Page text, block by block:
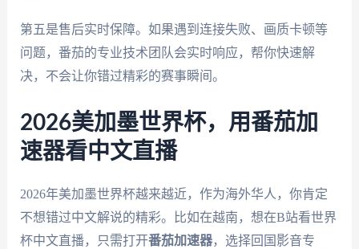
第五是售后实时保障。如果遇到连接失败、画质卡顿等
问题，番茄的专业技术团队会实时响应，帮你快速解
决，不会让你错过精彩的赛事瞬间。
2026美加墨世界杯，用番茄加
速器看中文直播
2026年美加墨世界杯越来越近，作为海外华人，你肯定
不想错过中文解说的精彩。比如在越南，想在B站看世界
杯中文直播，只需打开番茄加速器，选择回国影音专